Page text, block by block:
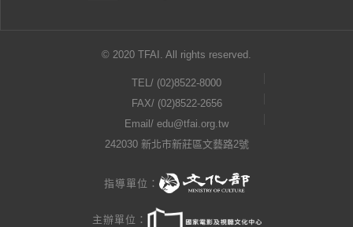
© 2020 TFAI. All rights reserved.
TEL/ (02)8522-8000
FAX/ (02)8522-2656
Email/ edu@tfai.org.tw
242030 新北市新莊區文藝路2號
指導單位：
主辦單位：